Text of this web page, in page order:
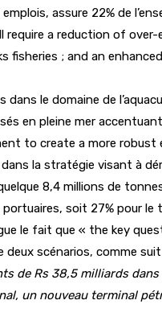
assure 22% de
a reduction of
fisheries ; and an
le domaine de
en pleine mer
to create a more
la stratégie visant à
8,4 millions de
soit 27% pour
le fait que « the key
scénarios, comme
de Rs 38,5 milliards
un nouveau terminal